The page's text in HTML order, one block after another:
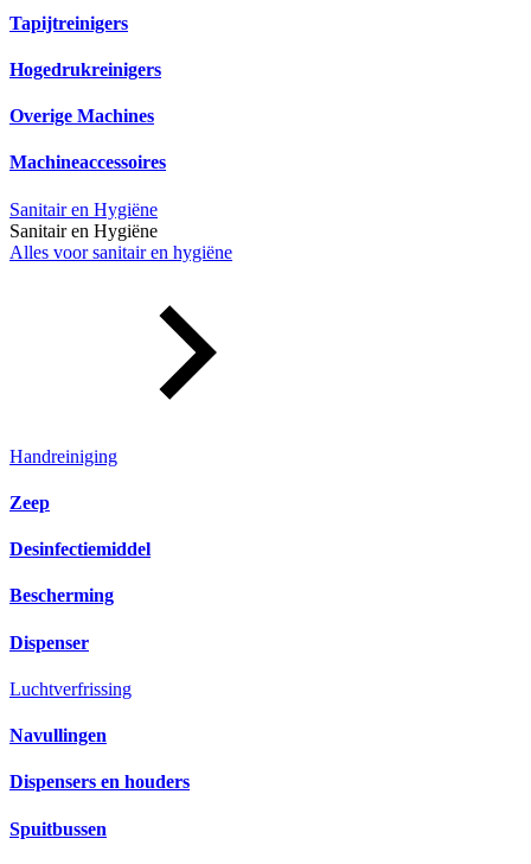
Tapijtreinigers
Hogedrukreinigers
Overige Machines
Machineaccessoires
Sanitair en Hygiëne
Sanitair en Hygiëne
Alles voor sanitair en hygiëne
Handreiniging
Zeep
Desinfectiemiddel
Bescherming
Dispenser
Luchtverfrissing
Navullingen
Dispensers en houders
Spuitbussen